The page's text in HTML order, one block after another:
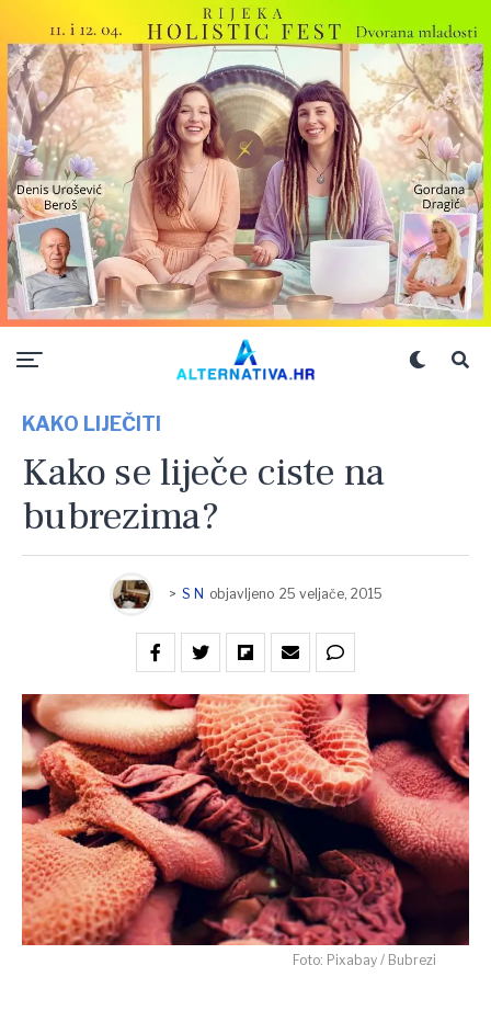
KAKO LIJEČITI
Kako se liječe ciste na
bubrezima?
> S N objavljeno 25 veljače, 2015
Foto: Pixabay / Bubrezi